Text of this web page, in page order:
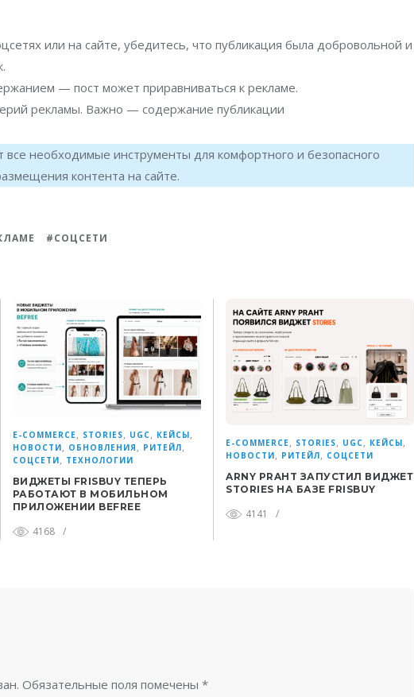
или на сайте, убедитесь, что публикация была добровольной и
— пост может приравниваться к рекламе.
рекламы. Важно — содержание публикации
все необходимые инструменты для комфортного и безопасного
контента на сайте.
СОЦСЕТИ
E-COMMERCE, STORIES, UGC , КЕЙСЫ,
НОВОСТИ, ОБНОВЛЕНИЯ , РИТЕЙЛ,
СОЦСЕТИ, ТЕХНОЛОГИИ
ВИДЖЕТЫ FRISBUY ТЕПЕРЬ
РАБОТАЮТ В МОБИЛЬНОМ
ПРИЛОЖЕНИИ BEFREE
4168 /
E-COMMERCE, STORIES, UGC , КЕЙСЫ,
НОВОСТИ, РИТЕЙЛ, СОЦСЕТИ
ARNY PRAHT ЗАПУСТИЛ ВИДЖЕТ
STORIES НА БАЗЕ FRISBUY
4141 /
Обязательные поля помечены *